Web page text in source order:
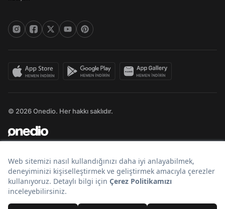
© 2026 Onedio. Her hakkı saklıdır.
Bir markasıdır.